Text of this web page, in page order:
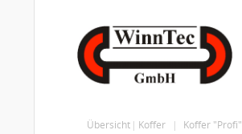
Übersicht Koffer Koffer "Profi"